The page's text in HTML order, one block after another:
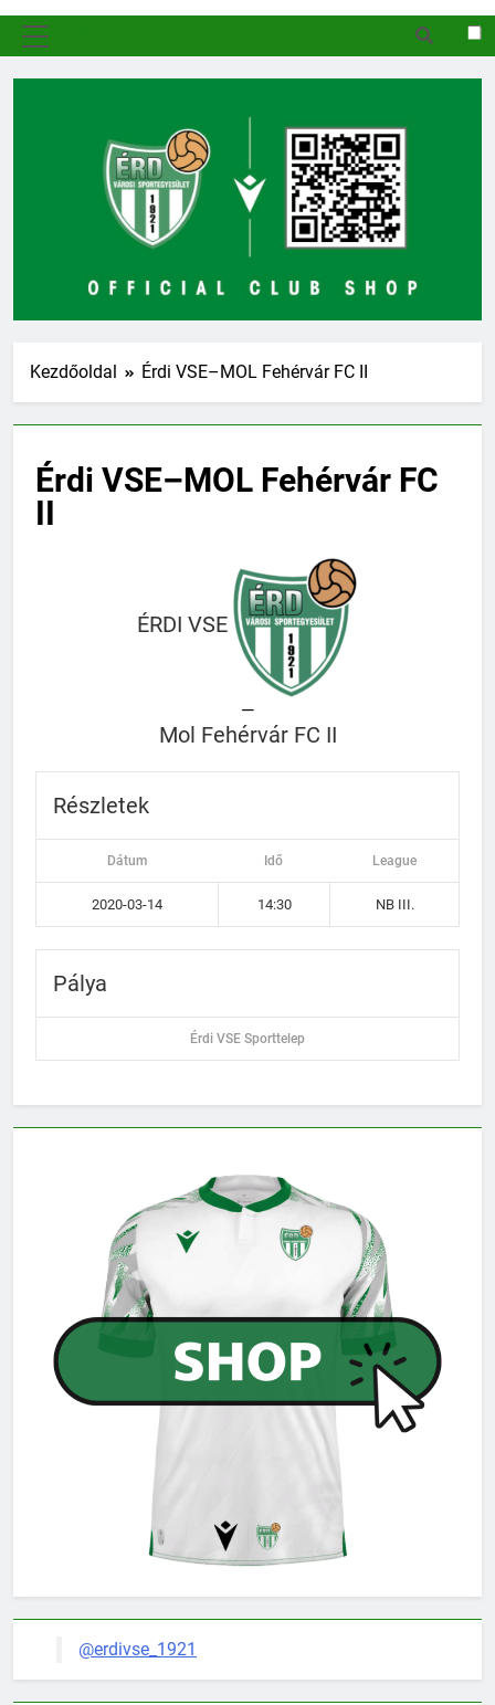
Kezdőoldal Érdi VSE–MOL Fehérvár FC II
Érdi VSE–MOL Fehérvár FC
II
ÉRDI VSE
—
Mol Fehérvár FC II
Részletek
Dátum Idő League
2020-03-14 14:30 NB III.
Pálya
Érdi VSE Sporttelep
@erdivse_1921